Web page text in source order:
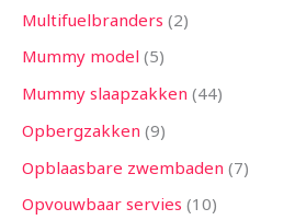
Multifuelbranders 2
Mummy model 5
Mummy slaapzakken 44
Opbergzakken 9
Opblaasbare zwembaden 7
Opvouwbaar servies 10